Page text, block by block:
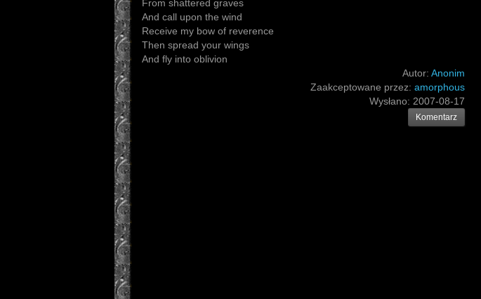
From shattered graves
And call upon the wind
Receive my bow of reverence
Then spread your wings
And fly into oblivion
Autor: Anonim
Zaakceptowane przez: amorphous
Wysłano: 2007-08-17
Komentarz